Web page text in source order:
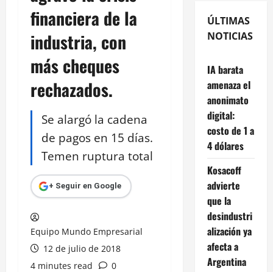
financiera de la
industria, con
más cheques
rechazados.
Se alargó la cadena
de pagos en 15 días.
Temen ruptura total
+ Seguir en Google
Equipo Mundo Empresarial
12 de julio de 2018
4 minutes read
0
ÚLTIMAS
NOTICIAS
IA barata
amenaza el
anonimato
digital:
costo de 1 a
4 dólares
Kosacoff
advierte
que la
desindustri
alización ya
afecta a
Argentina